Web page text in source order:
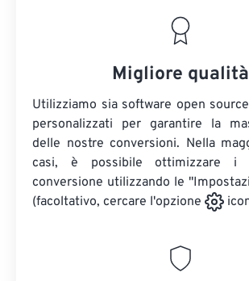
Migliore qualità
Utilizziamo sia software open
personalizzati per garantire la
delle nostre conversioni. Nella
casi, è possibile ottimizzare i
conversione utilizzando le
(facoltativo, cercare l'opzione